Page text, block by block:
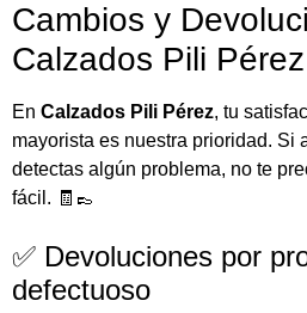
Cambios y
Calzados Pili Pérez
En Calzados Pili Pérez, tu
mayorista es nuestra prioridad. Si
detectas algún problema, no te
fácil. 🧾👞
✅ Devoluciones por
defectuoso